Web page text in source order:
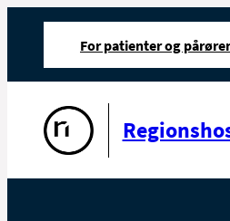
For patienter og